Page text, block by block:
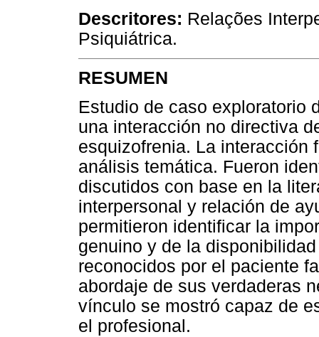
Descritores: Relações
Psiquiátrica.
RESUMEN
Estudio de caso exploratorio
una interacción no directiva
esquizofrenia. La interacción
análisis temática. Fueron
discutidos con base en la
interpersonal y relación de
permitieron identificar la
genuino y de la
reconocidos por el paciente
abordaje de sus verdaderas
vínculo se mostró capaz de
el profesional.